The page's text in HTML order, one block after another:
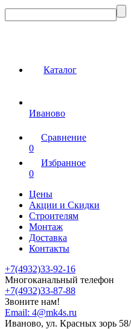
Каталог
Иваново
Сравнение
0
Избранное
0
Цены
Акции и Скидки
Строителям
Монтаж
Доставка
Контакты
+7(4932)33-92-16
Многоканальный телефон
+7(4932)33-87-88
Звоните нам!
Email: 4@mk4s.ru
Иваново, ул. Красных зорь